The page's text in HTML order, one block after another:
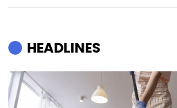
HEADLINES